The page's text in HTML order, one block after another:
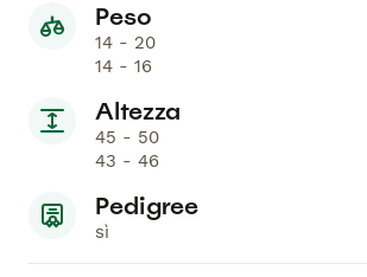
Peso
14 - 20
14 - 16
Altezza
45 - 50
43 - 46
Pedigree
sì